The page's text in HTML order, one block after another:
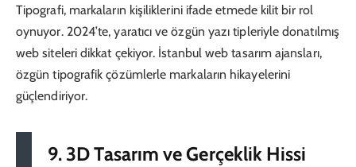
Tipografi, markaların kişiliklerini ifade etmede kilit bir rol
oynuyor. 2024’te, yaratıcı ve özgün yazı tipleriyle donatılmış
web siteleri dikkat çekiyor. İstanbul web tasarım ajansları,
özgün tipografik çözümlerle markaların hikayelerini
güçlendiriyor.
9. 3D Tasarım ve Gerçeklik Hissi